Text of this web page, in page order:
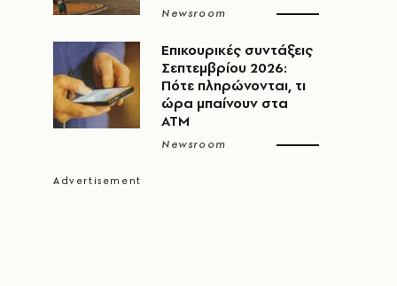
Newsroom
Επικουρικές συντάξεις
Σεπτεμβρίου 2026:
Πότε πληρώνονται, τι
ώρα μπαίνουν στα
ΑΤΜ
Newsroom